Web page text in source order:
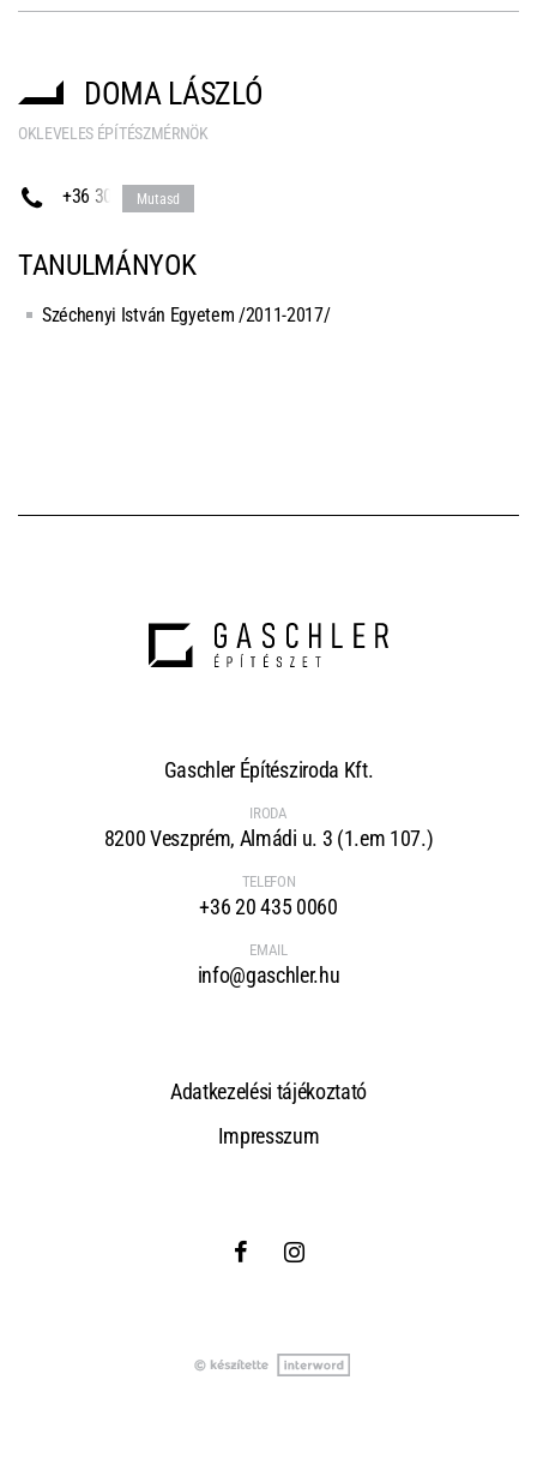
DOMA LÁSZLÓ
OKLEVELES ÉPÍTÉSZMÉRNÖK
+36 30 Mutasd
TANULMÁNYOK
Széchenyi István Egyetem /2011-2017/
Gaschler Építésziroda Kft.
IRODA
8200 Veszprém, Almádi u. 3 (1.em 107.)
TELEFON
+36 20 435 0060
EMAIL
info@gaschler.hu
Adatkezelési tájékoztató
Impresszum